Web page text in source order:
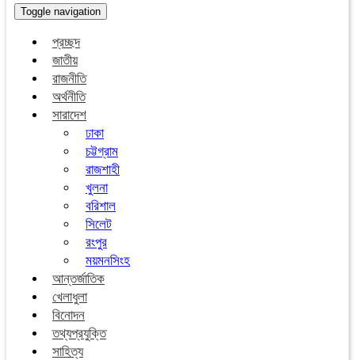
Toggle navigation
প্রচ্ছদ
জাতীয়
রাজনীতি
অর্থনীতি
সারাদেশ
ঢাকা
চট্টগ্রাম
রাজশাহী
খুলনা
বরিশাল
সিলেট
রংপুর
ময়মনসিংহ
আন্তর্জাতিক
খেলাধুলা
বিনোদন
তথ্যপ্রযুক্তি
সাহিত্য